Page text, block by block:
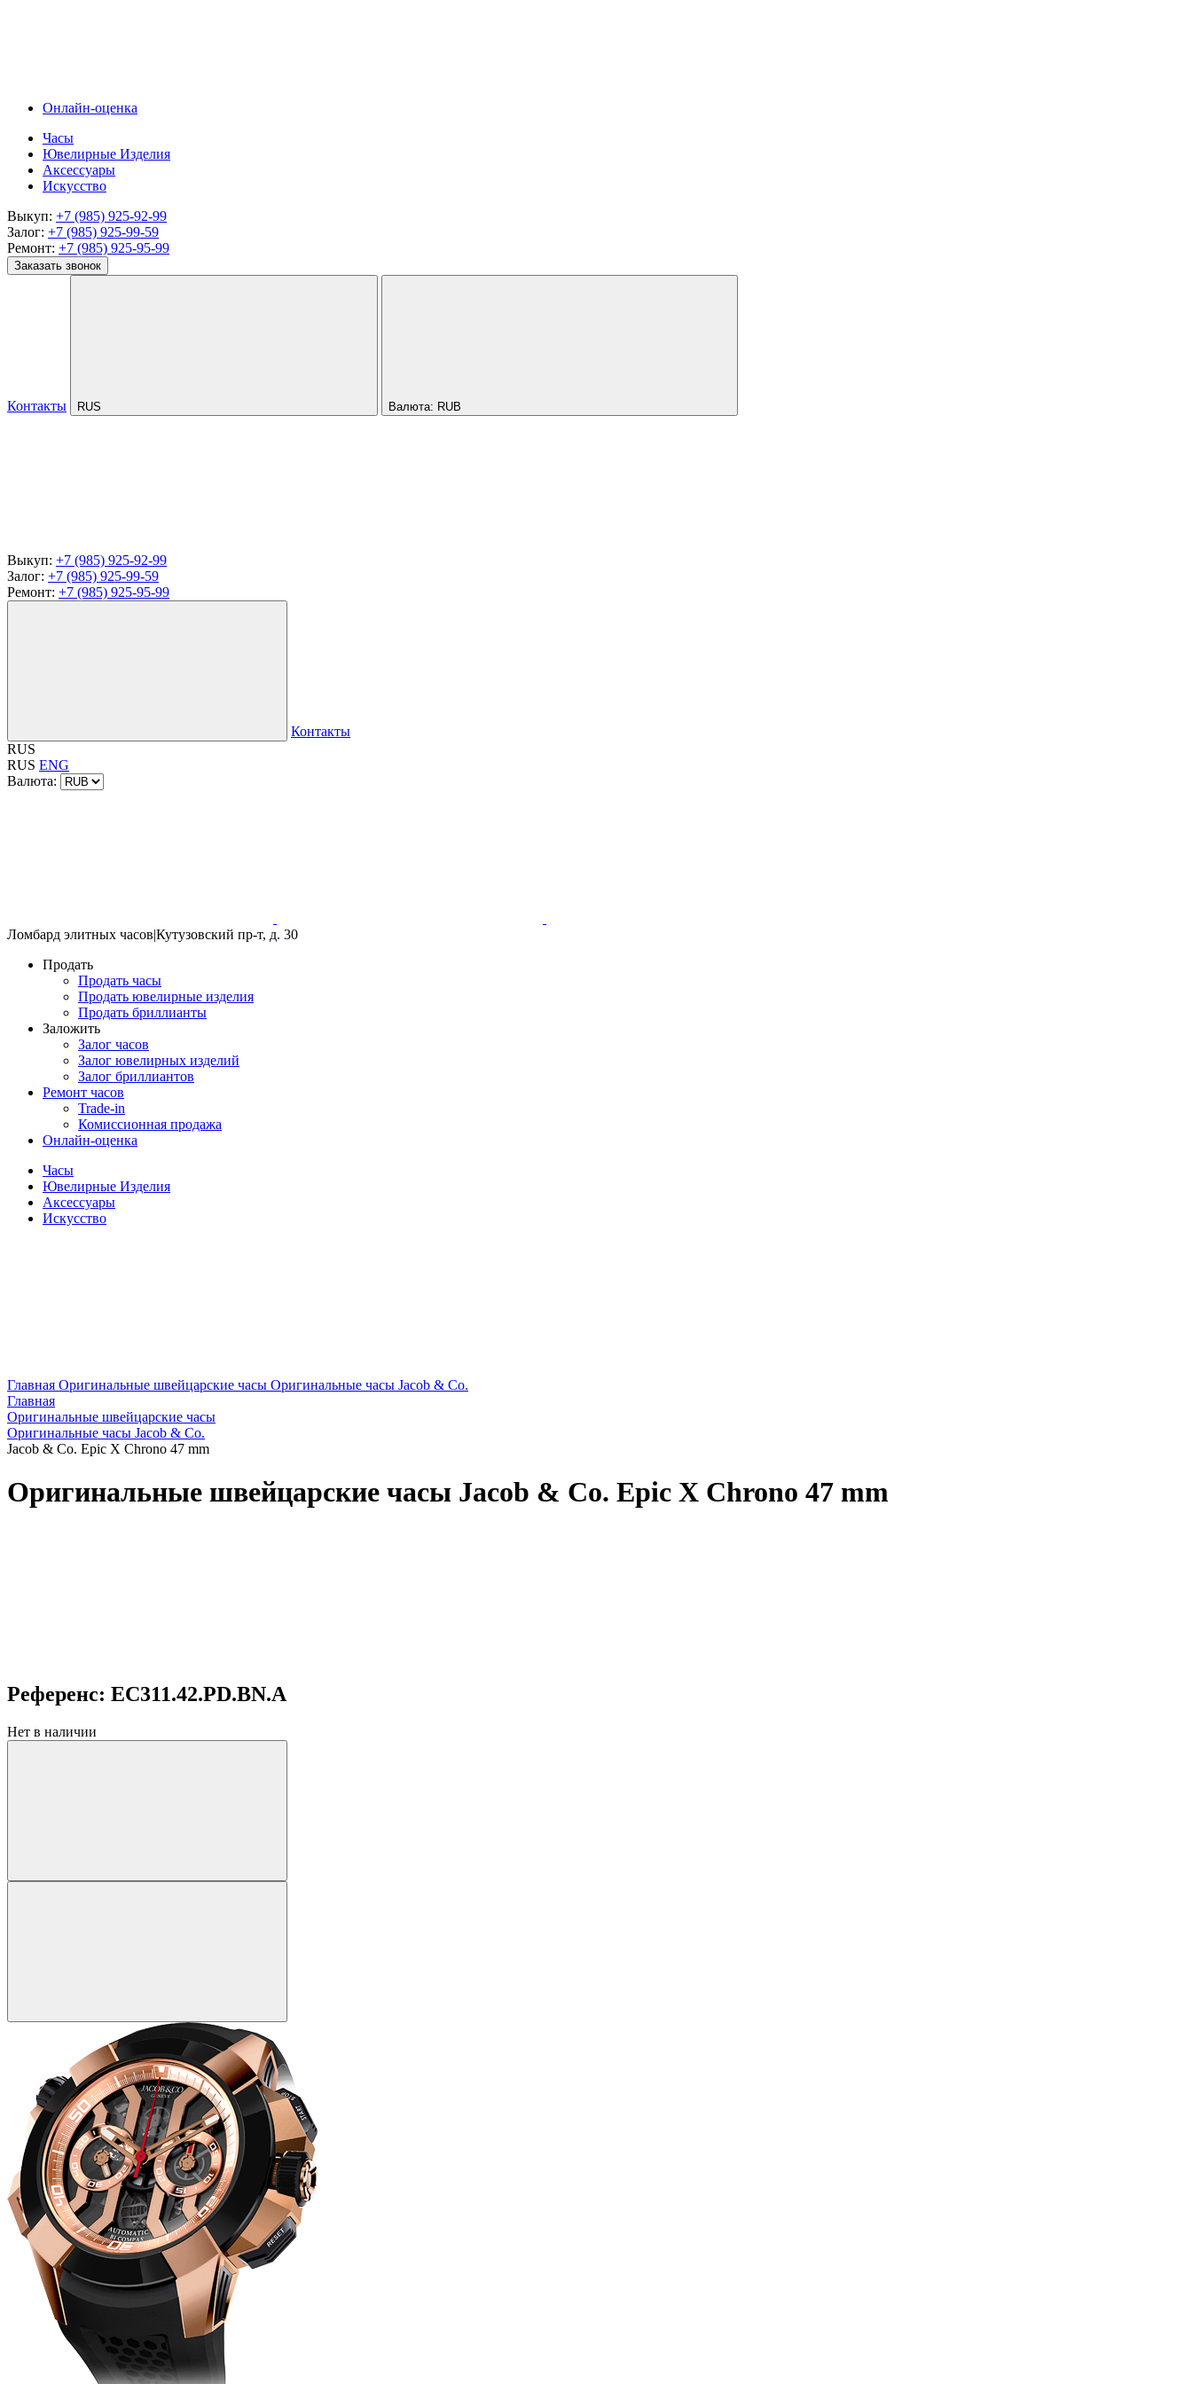
Онлайн-оценка
Часы
Ювелирные Изделия
Аксессуары
Искусство
Выкуп: +7 (985) 925-92-99
Залог: +7 (985) 925-99-59
Ремонт: +7 (985) 925-95-99
Заказать звонок
Контакты RUS Валюта: RUB
Выкуп: +7 (985) 925-92-99
Залог: +7 (985) 925-99-59
Ремонт: +7 (985) 925-95-99
Контакты
RUS
RUS ENG
Валюта:
Ломбард элитных часов|Кутузовский пр-т, д. 30
Продать
Продать часы
Продать ювелирные изделия
Продать бриллианты
Заложить
Залог часов
Залог ювелирных изделий
Залог бриллиантов
Ремонт часов
Trade-in
Комиссионная продажа
Онлайн-оценка
Часы
Ювелирные Изделия
Аксессуары
Искусство
Главная Оригинальные швейцарские часы Оригинальные часы Jacob & Co.
Главная
Оригинальные швейцарские часы
Оригинальные часы Jacob & Co.
Jacob & Co. Epic X Chrono 47 mm
Оригинальные швейцарские часы Jacob & Co. Epic X Chrono 47 mm
Референс: EC311.42.PD.BN.A
Нет в наличии